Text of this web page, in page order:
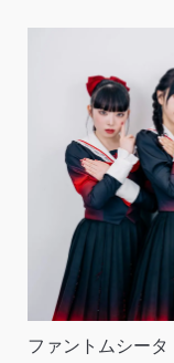
ファントムシー